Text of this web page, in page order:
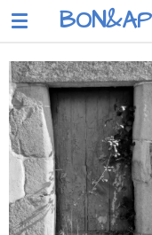
Ga
naar
de
hoofdinhoud